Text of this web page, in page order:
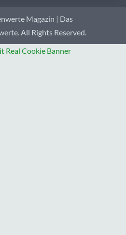
Magazin | Das
All Rights Reserved.
Real Cookie Banner